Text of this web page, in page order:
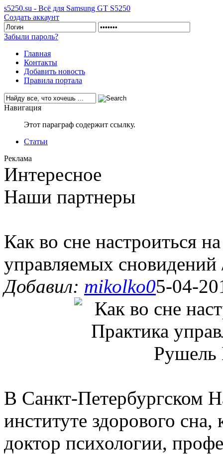
s5250.su - Всё для Samsung GT S5250
Создать аккаунт
Забыли пароль?
Главная
Контакты
Добавить новость
Правила портала
Навигация
Этот параграф содержит ссылку.
Статьи
Реклама
Интересное
Наши партнеры
Как во сне настроиться
управляемых
Добавил: mikolko05-04-
В Санкт-Петербургском
институте здорового
доктор психологии,